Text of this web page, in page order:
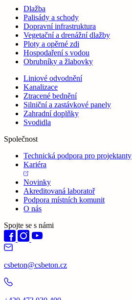
Dlažba
Palisády a schody
Dopravní infrastruktura
Vegetační a drenážní dlažby
Ploty a opěrné zdi
Hospodaření s vodou
Obrubníky a žlabovky
Liniové odvodnění
Kanalizace
Ztracené bednění
Silniční a zastávkové panely
Zahradní doplňky
Svodidla
Společnost
Technická podpora pro projektanty
Kariéra
Novinky
Akreditovaná laboratoř
Podpora místních komunit
O nás
Spojte se s námi
csbeton@csbeton.cz